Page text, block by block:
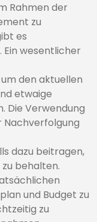
Rahmen der
zu
es
wesentlicher
den aktuellen
etwaige
Die Verwendung
dazu beitragen,
behalten.
und Budget zu
zu